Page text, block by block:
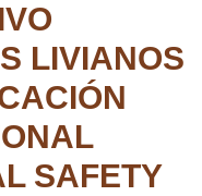
LIVIANOS
SAFETY